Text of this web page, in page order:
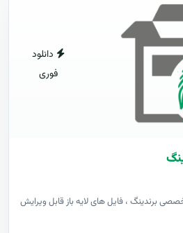
دانلود
فوری
برندینگ ، فایل های لایه باز قابل ویرایش